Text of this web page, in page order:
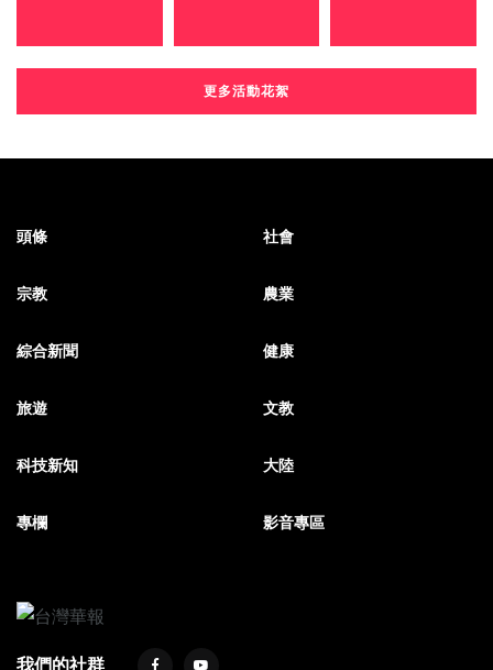
更多活動花絮
頭條 社會
宗教 農業
綜合新聞 健康
旅遊 文教
科技新知 大陸
專欄 影音專區
我們的社群